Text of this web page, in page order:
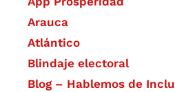
Arauca
Atlántico
Blindaje electoral
Blog – Hablemos de